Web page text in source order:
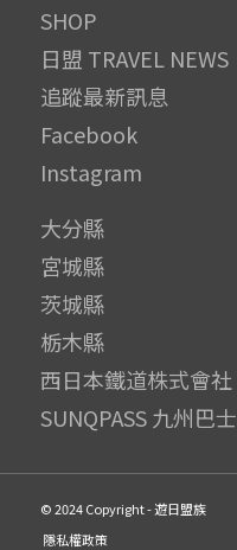
SHOP
日盟 TRAVEL NEWS
追蹤最新訊息
Facebook
Instagram
大分縣
宮城縣
茨城縣
栃木縣
西日本鐵道株式會社
SUNQPASS 九州巴士
© 2024 Copyright - 遊日盟族
隱私權政策